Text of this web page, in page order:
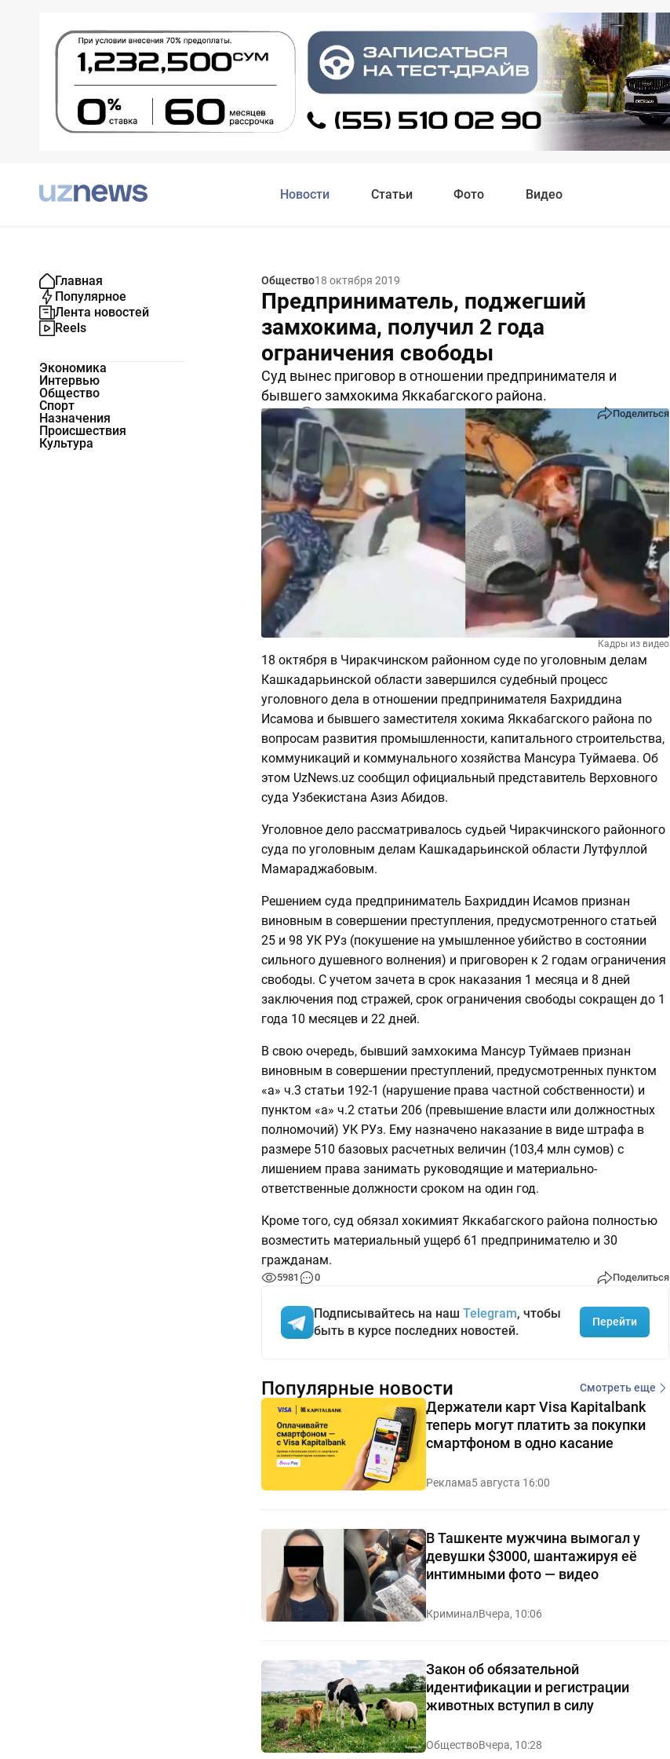
Новости Статьи Фото Видео
Главная
Популярное
Лента новостей
Reels
Экономика
Интервью
Общество
Спорт
Назначения
Происшествия
Культура
Общество18 октября 2019
Предприниматель, поджегший
замхокима, получил 2 года
ограничения свободы
Суд вынес приговор в отношении предпринимателя и
бывшего замхокима Яккабагского района.
5981 0 Поделиться
Кадры из видео
18 октября в Чиракчинском районном суде по уголовным делам
Кашкадарьинской области завершился судебный процесс
уголовного дела в отношении предпринимателя Бахриддина
Исамова и бывшего заместителя хокима Яккабагского района по
вопросам развития промышленности, капитального строительства,
коммуникаций и коммунального хозяйства Мансура Туймаева. Об
этом UzNews.uz сообщил официальный представитель Верховного
суда Узбекистана Азиз Абидов.
Уголовное дело рассматривалось судьей Чиракчинского районного
суда по уголовным делам Кашкадарьинской области Лутфуллой
Мамараджабовым.
Решением суда предприниматель Бахриддин Исамов признан
виновным в совершении преступления, предусмотренного статьей
25 и 98 УК РУз (покушение на умышленное убийство в состоянии
сильного душевного волнения) и приговорен к 2 годам ограничения
свободы. С учетом зачета в срок наказания 1 месяца и 8 дней
заключения под стражей, срок ограничения свободы сокращен до 1
года 10 месяцев и 22 дней.
В свою очередь, бывший замхокима Мансур Туймаев признан
виновным в совершении преступлений, предусмотренных пунктом
«а» ч.3 статьи 192-1 (нарушение права частной собственности) и
пунктом «а» ч.2 статьи 206 (превышение власти или должностных
полномочий) УК РУз. Ему назначено наказание в виде штрафа в
размере 510 базовых расчетных величин (103,4 млн сумов) с
лишением права занимать руководящие и материально-
ответственные должности сроком на один год.
Кроме того, суд обязал хокимият Яккабагского района полностью
возместить материальный ущерб 61 предпринимателю и 30
гражданам.
5981 0 Поделиться
Подписывайтесь на наш Telegram, чтобы
быть в курсе последних новостей.
Перейти
Популярные новости Смотреть еще
Держатели карт Visa Kapitalbank
теперь могут платить за покупки
смартфоном в одно касание
Реклама5 августа 16:00
В Ташкенте мужчина вымогал у
девушки $3000, шантажируя её
интимными фото — видео
КриминалВчера, 10:06
Закон об обязательной
идентификации и регистрации
животных вступил в силу
ОбществоВчера, 10:28